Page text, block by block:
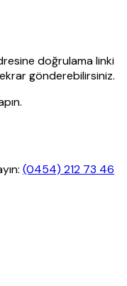
doğrulama linki
gönderebilirsiniz.
(0454) 212 73 46